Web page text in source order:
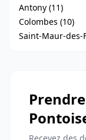
Antony (11)
Colombes (10)
Saint-Maur-des-